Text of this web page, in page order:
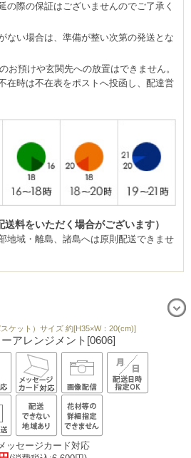
の際の保証はございませんのでご了承く
ない場合は、準備が整い次第の発送とな
お預けや玄関先への放置はできません。
在時は不在表をポストへ投函し、配達営
送料をいただく場合がございます）
地域・離島、諸島へは原則配送できませ
ケット）サイズ 約[H35×W：20(cm)]
アレンジメント[0606]
ッセージカード対応